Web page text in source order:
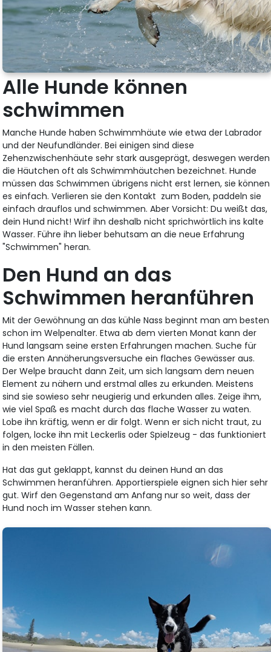
Alle Hunde können
schwimmen
Manche Hunde haben Schwimmhäute wie etwa der Labrador
und der Neufundländer. Bei einigen sind diese
Zehenzwischenhäute sehr stark ausgeprägt, deswegen werden
die Häutchen oft als Schwimmhäutchen bezeichnet. Hunde
müssen das Schwimmen übrigens nicht erst lernen, sie können
es einfach. Verlieren sie den Kontakt zum Boden, paddeln sie
einfach drauflos und schwimmen. Aber Vorsicht: Du weißt das,
dein Hund nicht! Wirf ihn deshalb nicht sprichwörtlich ins kalte
Wasser. Führe ihn lieber behutsam an die neue Erfahrung
"Schwimmen" heran.
Den Hund an das
Schwimmen heranführen
Mit der Gewöhnung an das kühle Nass beginnt man am besten
schon im Welpenalter. Etwa ab dem vierten Monat kann der
Hund langsam seine ersten Erfahrungen machen. Suche für
die ersten Annäherungsversuche ein flaches Gewässer aus.
Der Welpe braucht dann Zeit, um sich langsam dem neuen
Element zu nähern und erstmal alles zu erkunden. Meistens
sind sie sowieso sehr neugierig und erkunden alles. Zeige ihm,
wie viel Spaß es macht durch das flache Wasser zu waten.
Lobe ihn kräftig, wenn er dir folgt. Wenn er sich nicht traut, zu
folgen, locke ihn mit Leckerlis oder Spielzeug - das funktioniert
in den meisten Fällen.
Hat das gut geklappt, kannst du deinen Hund an das
Schwimmen heranführen. Apportierspiele eignen sich hier sehr
gut. Wirf den Gegenstand am Anfang nur so weit, dass der
Hund noch im Wasser stehen kann.